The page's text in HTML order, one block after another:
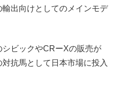
出向けとしてのメインモデ
ビックやCRーXの販売が
抗馬として日本市場に投入